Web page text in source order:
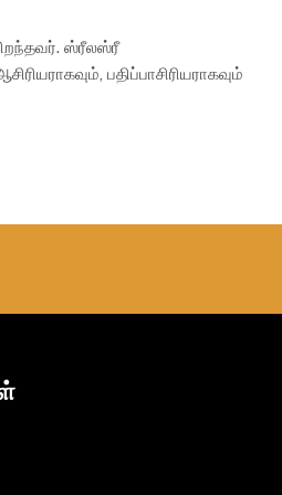
ஸ்ரீலஸ்ரீ
பதிப்பாசிரியராகவும்